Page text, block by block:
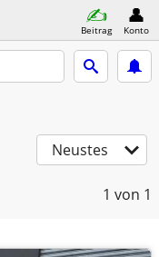
Beitrag Konto
Neustes
1 von 1